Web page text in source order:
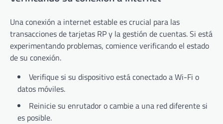
Una conexión a internet estable es crucial para las
transacciones de tarjetas RP y la gestión de cuentas. Si está
experimentando problemas, comience verificando el estado
de su conexión.
Verifique si su dispositivo está conectado a Wi-Fi o
datos móviles.
Reinicie su enrutador o cambie a una red diferente si
es posible.